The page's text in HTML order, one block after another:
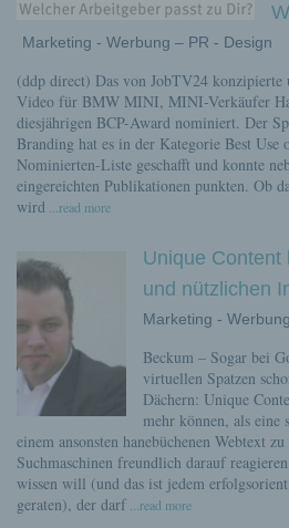
Marketing - Werbung – PR - Design
(ddp direct) Das von JobTV24 konzipierte
Video für BMW MINI, MINI-Verkäufer
diesjährigen BCP-Award nominiert. Der
Branding hat es in der Kategorie Best
Nominierten-Liste geschafft und konnte
eingereichten Publikationen punkten. Ob
wird ...read more
Unique Content
und nützlichen
Marketing -
Beckum – Sogar bei
virtuellen Spatzen
Dächern: Unique
mehr können, als
einem ansonsten hanebüchenen Webtext
Suchmaschinen freundlich darauf
wissen will (und das ist jedem
geraten), der darf ...read more